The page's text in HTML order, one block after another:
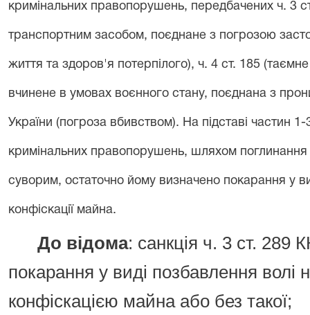
кримінальних правопорушень, передбачених ч. 3
транспортним засобом, поєднане з погрозою
життя та здоров'я потерпілого), ч. 4 ст. 185
вчинене в умовах воєнного стану, поєднана з
України (погроза вбивством). На підставі частин
кримінальних правопорушень, шляхом
суворим, остаточно йому визначено покарання у
конфіскації майна.
До відома: санкція ч. 3 ст. 289
покарання у виді позбавлення волі
конфіскацією майна або без такої;